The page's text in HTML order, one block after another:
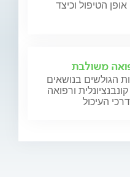
הטיפול וכיצד
משולבת
הגולשים בנושאים
ורפואה